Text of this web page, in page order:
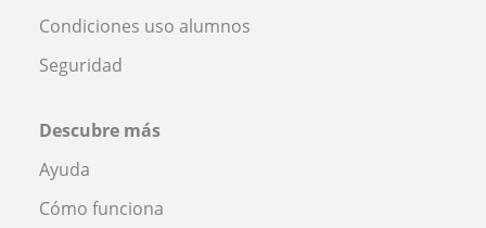
Condiciones uso alumnos
Seguridad
Descubre más
Ayuda
Cómo funciona